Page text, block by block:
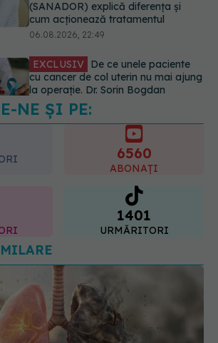
la operație. Dr. Sorin Bogdan
(SANADOR): Intervenția
chirurgicală, doar în situații
06.08.2026, 20:45
EXCLUSIV Ce grăbește apariția
ridurilor. Nu este doar vârsta. Ce
spun dermatologii
NE ȘI PE:
6560
ABONAȚI
1401
URMĂRITORI